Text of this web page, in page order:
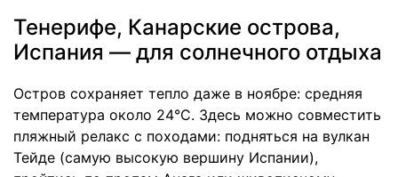
Тенерифе, Канарские острова,
Испания — для солнечного отдыха
Остров сохраняет тепло даже в ноябре: средняя
температура около 24°C. Здесь можно совместить
пляжный релакс с походами: подняться на вулкан
Тейде (самую высокую вершину Испании),